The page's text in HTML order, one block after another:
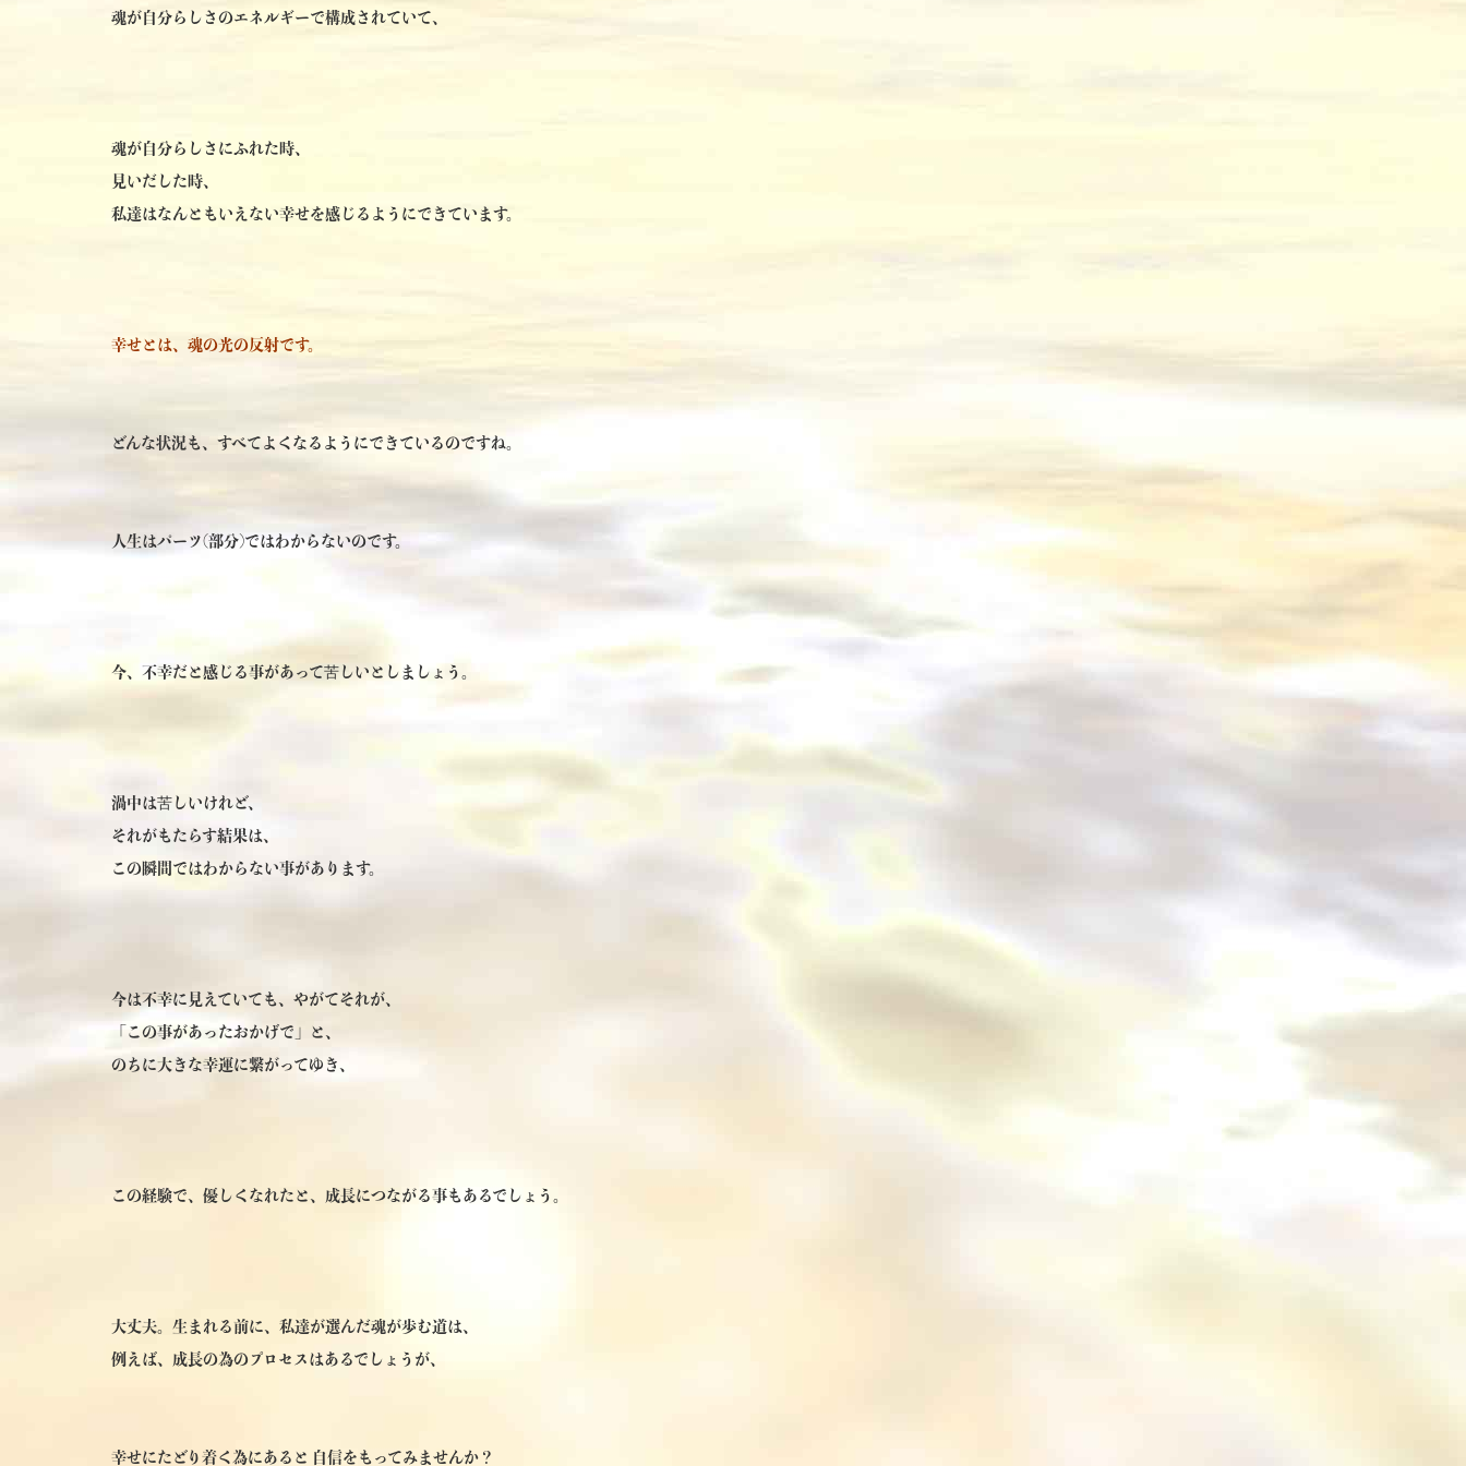
魂が自分らしさのエネルギーで構成されていて、
魂が自分らしさにふれた時、
見いだした時、
私達はなんともいえない幸せを感じるようにできています。
幸せとは、魂の光の反射です。
どんな状況も、すべてよくなるようにできているのですね。
人生はパーツ(部分)ではわからないのです。
今、不幸だと感じる事があって苦しいとしましょう。
渦中は苦しいけれど、
それがもたらす結果は、
この瞬間ではわからない事があります。
今は不幸に見えていても、やがてそれが、
「この事があったおかげで」と、
のちに大きな幸運に繋がってゆき、
この経験で、優しくなれたと、成長につながる事もあるでしょう。
大丈夫。生まれる前に、私達が選んだ魂が歩む道は、
例えば、成長の為のプロセスはあるでしょうが、
幸せにたどり着く為にあると 自信をもってみませんか？